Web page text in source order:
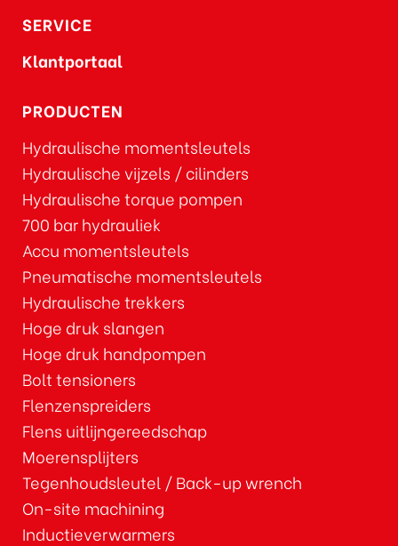
SERVICE
Klantportaal
PRODUCTEN
Hydraulische momentsleutels
Hydraulische vijzels / cilinders
Hydraulische torque pompen
700 bar hydrauliek
Accu momentsleutels
Pneumatische momentsleutels
Hydraulische trekkers
Hoge druk slangen
Hoge druk handpompen
Bolt tensioners
Flenzenspreiders
Flens uitlijngereedschap
Moerensplijters
Tegenhoudsleutel / Back-up wrench
On-site machining
Inductieverwarmers